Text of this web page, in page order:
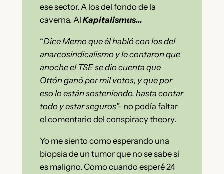
ese sector. A los del fondo de la
caverna. Al Kapitalismus…
“Dice Memo que él habló con los del
anarcosindicalismo y le contaron que
anoche el TSE se dio cuenta que
Ottón ganó por mil votos, y que por
eso lo están sosteniendo, hasta contar
todo y estar seguros”- no podía faltar
el comentario del conspiracy theory.
Yo me siento como esperando una
biopsia de un tumor que no se sabe si
es maligno. Como cuando esperé 24